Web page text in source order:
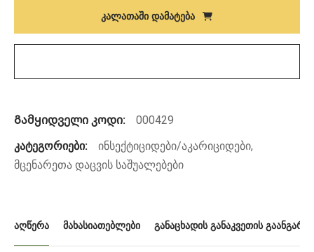
ᲙᲐᲚᲐᲗᲐᲨᲘ ᲓᲐᲛᲐᲢᲔᲑᲐ
Გამყიდველი კოდი:
000429
კატეგორიები:
ინსექტიციდები/აკარიციდები,
მცენარეთა დაცვის საშუალებები
ᲐᲦᲬᲔᲠᲐ ᲛᲐᲮᲐᲡᲘᲐᲗᲔᲑᲚᲔᲑᲘ ᲒᲐᲜᲐᲪᲮᲐᲓᲘᲡ ᲒᲐᲜᲐᲙᲕᲔᲗᲘᲡ